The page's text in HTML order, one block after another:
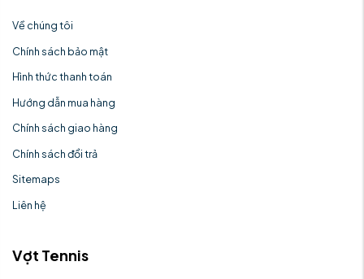
Về chúng tôi
Chính sách bảo mật
Hình thức thanh toán
Hướng dẫn mua hàng
Chính sách giao hàng
Chính sách đổi trả
Sitemaps
Liên hệ
Vợt Tennis